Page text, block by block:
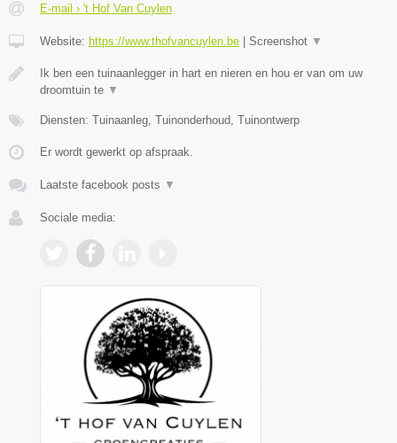
E-mail › 't Hof Van Cuylen
Website: https://www.thofvancuylen.be Screenshot ▼
Ik ben een tuinaanlegger in hart en nieren en hou er van om uw
droomtuin te ▼
Diensten: Tuinaanleg, Tuinonderhoud, Tuinontwerp
Er wordt gewerkt op afspraak.
Laatste facebook posts ▼
Sociale media: